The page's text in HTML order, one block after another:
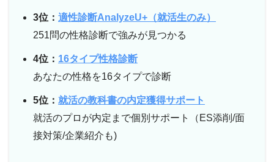
3位： 適性診断AnalyzeU+（就活生のみ）
251問の性格診断で強みが見つかる
4位： 16タイプ性格診断
あなたの性格を16タイプで診断
5位： 就活の教科書の内定獲得サポート
就活のプロが内定まで個別サポート（ES添削/面
接対策/企業紹介も)